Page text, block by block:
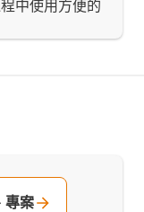
中使用方便的
專案